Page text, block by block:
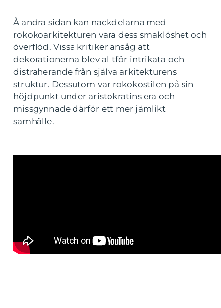
Å andra sidan kan nackdelarna med
rokokoarkitekturen vara dess smaklöshet och
överflöd. Vissa kritiker ansåg att
dekorationerna blev alltför intrikata och
distraherande från själva arkitekturens
struktur. Dessutom var rokokostilen på sin
höjdpunkt under aristokratins era och
missgynnade därför ett mer jämlikt
samhälle.